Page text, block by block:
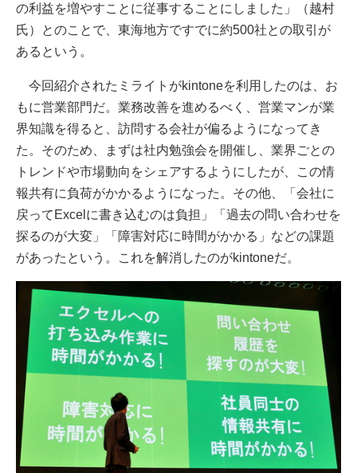
の利益を増やすことに従事することにしました」（越村
氏）とのことで、東海地方ですでに約500社との取引が
あるという。
今回紹介されたミライトがkintoneを利用したのは、お
もに営業部門だ。業務改善を進めるべく、営業マンが業
界知識を得ると、訪問する会社が偏るようになってき
た。そのため、まずは社内勉強会を開催し、業界ごとの
トレンドや市場動向をシェアするようにしたが、この情
報共有に負荷がかかるようになった。その他、「会社に
戻ってExcelに書き込むのは負担」「過去の問い合わせを
探るのが大変」「障害対応に時間がかかる」などの課題
があったという。これを解消したのがkintoneだ。